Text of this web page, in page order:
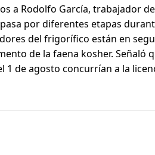
a Rodolfo García, trabajador
por diferentes etapas
del frigorífico están en
de la faena kosher.
1 de agosto concurrían a la